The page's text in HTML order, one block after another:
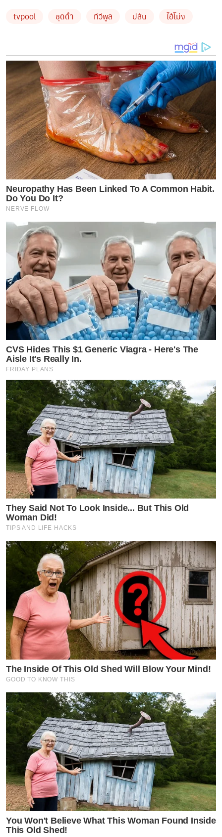
tvpool ชุดดำ ทีวีพูล ปล้น ไอ้โม่ง
Neuropathy Has Been Linked To A Common Habit.
Do You Do It?
NERVE FLOW
CVS Hides This $1 Generic Viagra - Here's The
Aisle It's Really In.
FRIDAY PLANS
They Said Not To Look Inside... But This Old
Woman Did!
TIPS AND LIFE HACKS
The Inside Of This Old Shed Will Blow Your Mind!
GOOD TO KNOW THIS
You Won't Believe What This Woman Found Inside
This Old Shed!